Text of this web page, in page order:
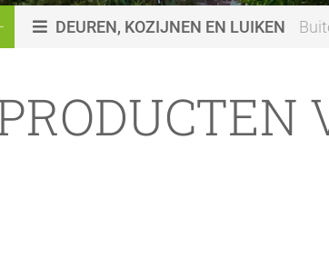
DEUREN, KOZIJNEN EN LUIKEN